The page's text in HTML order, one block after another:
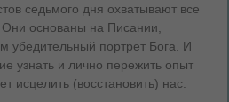
седьмого дня охватывают все
основаны на Писании,
убедительный портрет Бога. И
узнать и лично пережить опыт
исцелить (восстановить) нас.